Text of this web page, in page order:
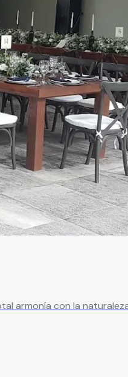
armonía con la